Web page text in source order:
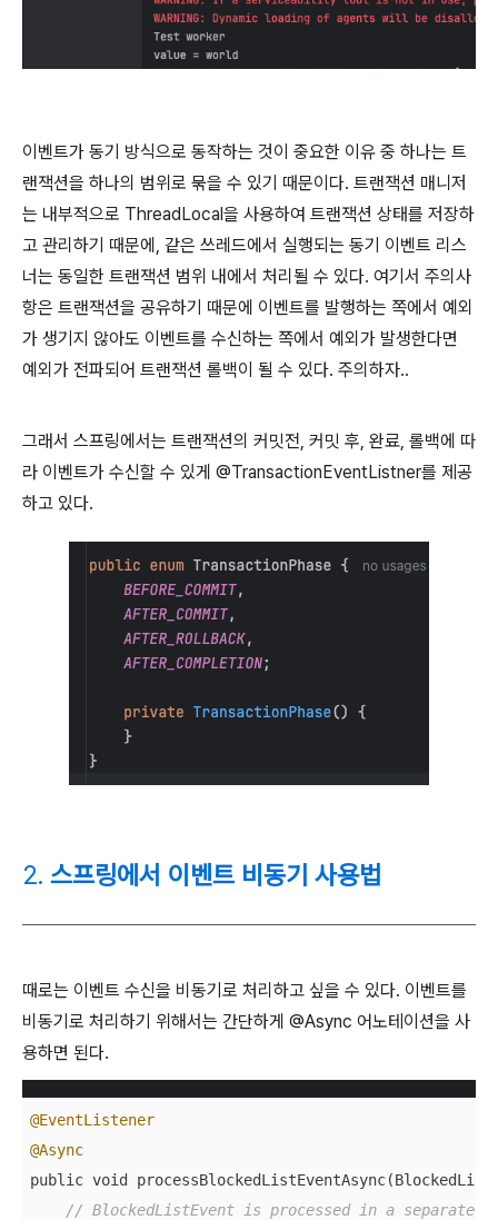
이벤트가 동기 방식으로 동작하는 것이 중요한 이유 중 하나는 트
랜잭션을 하나의 범위로 묶을 수 있기 때문이다. 트랜잭션 매니저
는 내부적으로 ThreadLocal을 사용하여 트랜잭션 상태를 저장하
고 관리하기 때문에, 같은 쓰레드에서 실행되는 동기 이벤트 리스
너는 동일한 트랜잭션 범위 내에서 처리될 수 있다. 여기서 주의사
항은 트랜잭션을 공유하기 때문에 이벤트를 발행하는 쪽에서 예외
가 생기지 않아도 이벤트를 수신하는 쪽에서 예외가 발생한다면
예외가 전파되어 트랜잭션 롤백이 될 수 있다. 주의하자..
그래서 스프링에서는 트랜잭션의 커밋전, 커밋 후, 완료, 롤백에 따
라 이벤트가 수신할 수 있게 @TransactionEventListner를 제공
하고 있다.
2. 스프링에서 이벤트 비동기 사용법
때로는 이벤트 수신을 비동기로 처리하고 싶을 수 있다. 이벤트를
비동기로 처리하기 위해서는 간단하게 @Async 어노테이션을 사
용하면 된다.
@EventListener
@Async
public void
// BlockedListEvent is processed in a separate